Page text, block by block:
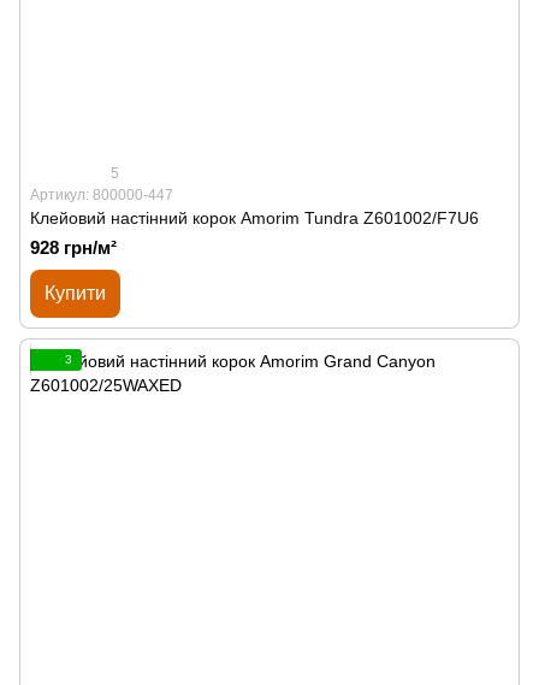
5
Артикул: 800000-447
Клейовий настінний корок Amorim Tundra Z601002/F7U6
928 грн/м²
Купити
3